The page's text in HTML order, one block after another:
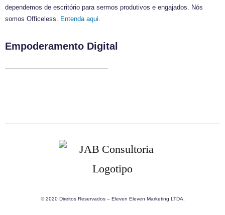
dependemos de escritório para sermos produtivos e engajados. Nós
somos Officeless. Entenda aqui.
Empoderamento Digital
© 2020 Direitos Reservados – Eleven Eleven Marketing LTDA.